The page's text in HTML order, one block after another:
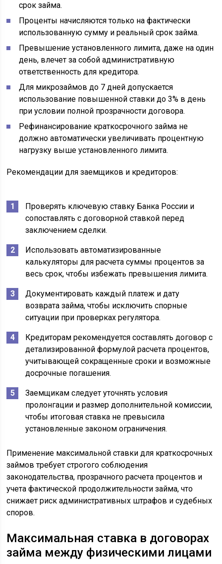
срок займа.
Проценты начисляются только на фактически
использованную сумму и реальный срок займа.
Превышение установленного лимита, даже на один
день, влечет за собой административную
ответственность для кредитора.
Для микрозаймов до 7 дней допускается
использование повышенной ставки до 3% в день
при условии полной прозрачности договора.
Рефинансирование краткосрочного займа не
должно автоматически увеличивать процентную
нагрузку выше установленного лимита.
Рекомендации для заемщиков и кредиторов:
Проверять ключевую ставку Банка России и
сопоставлять с договорной ставкой перед
заключением сделки.
Использовать автоматизированные
калькуляторы для расчета суммы процентов за
весь срок, чтобы избежать превышения лимита.
Документировать каждый платеж и дату
возврата займа, чтобы исключить спорные
ситуации при проверках регулятора.
Кредиторам рекомендуется составлять договор с
детализированной формулой расчета процентов,
учитывающей сокращенные сроки и возможные
досрочные погашения.
Заемщикам следует уточнять условия
пролонгации и размер дополнительной комиссии,
чтобы итоговая ставка не превысила
установленные законом ограничения.
Применение максимальной ставки для краткосрочных
займов требует строгого соблюдения
законодательства, прозрачного расчета процентов и
учета фактической продолжительности займа, что
снижает риск административных штрафов и судебных
споров.
Максимальная ставка в договорах
займа между физическими лицами